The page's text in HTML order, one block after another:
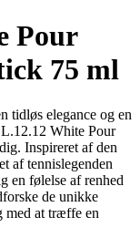
Pour
75 ml
tidløs elegance og en
White Pour
Inspireret af den
af tennislegenden
en følelse af renhed
de unikke
med at træffe en